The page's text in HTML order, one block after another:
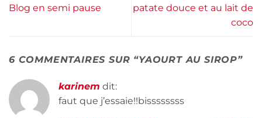
Blog en semi pause
patate douce et au lait de
coco
6 COMMENTAIRES SUR “YAOURT AU SIROP”
karinem dit:
faut que j’essaie!!bissssssss